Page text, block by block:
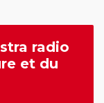
radio
et du